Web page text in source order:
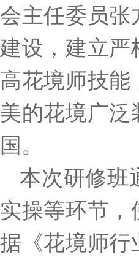
会主任委员张
建设，建立严
高花境师技能
美的花境广
国。
本次研修班
实操等环节
据《花境师行